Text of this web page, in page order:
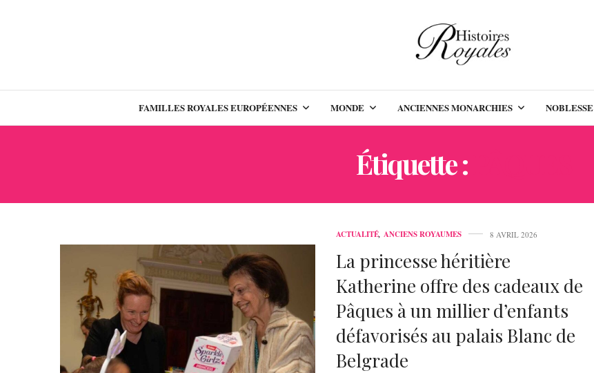
FAMILLES ROYALES EUROPÉENNES MONDE ANCIENNES MONARCHIES NOBLESSE
Étiquette :
ACTUALITÉ, ANCIENS ROYAUMES 8 AVRIL 2026
La princesse héritière
Katherine offre des cadeaux de
Pâques à un millier d’enfants
défavorisés au palais Blanc de
Belgrade